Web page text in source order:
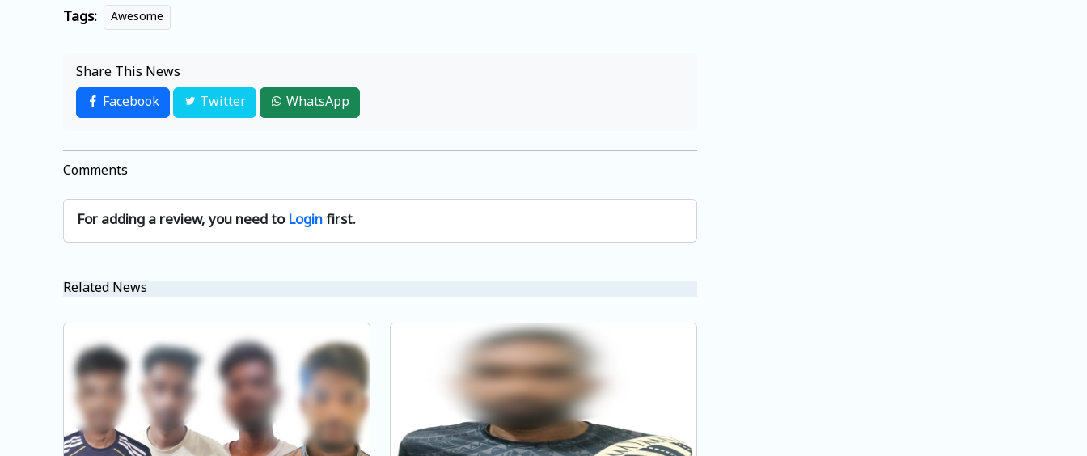
Tags: Awesome
Share This News
Facebook
Twitter WhatsApp
Comments
For adding a review, you need to Loginfirst.
Related News